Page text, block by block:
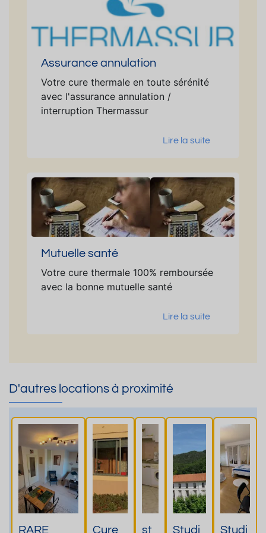
Assurance annulation
Votre cure thermale en toute sérénité
avec l'assurance annulation /
interruption Thermassur
Lire la suite
Mutuelle santé
Votre cure thermale 100% remboursée
avec la bonne mutuelle santé
Lire la suite
D'autres locations à proximité
RARE
Cure
st
Studi
Studi